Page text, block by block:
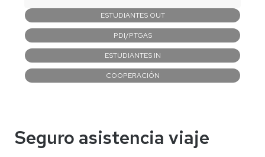
Navegación
principal
ESTUDIANTES OUT
PDI/PTGAS
ESTUDIANTES IN
COOPERACIÓN
Seguro asistencia viaje